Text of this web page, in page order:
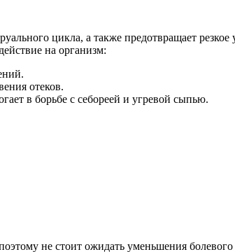
цикла, а также предотвращает
на организм:
отеков.
в борьбе с себореей и угревой сыпью.
не стоит ожидать уменьшения